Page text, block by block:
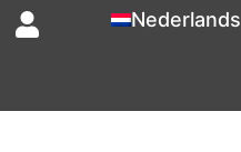
Nederlands